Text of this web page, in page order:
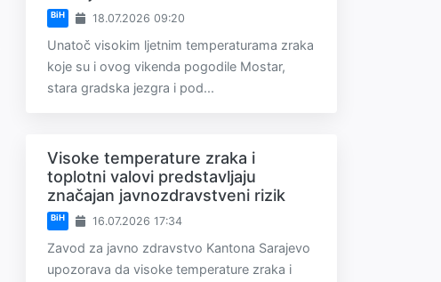
BiH 18.07.2026 09:20
Unatoč visokim ljetnim temperaturama zraka
koje su i ovog vikenda pogodile Mostar,
stara gradska jezgra i pod...
Visoke temperature zraka i
toplotni valovi predstavljaju
značajan javnozdravstveni rizik
BiH 16.07.2026 17:34
Zavod za javno zdravstvo Kantona Sarajevo
upozorava da visoke temperature zraka i